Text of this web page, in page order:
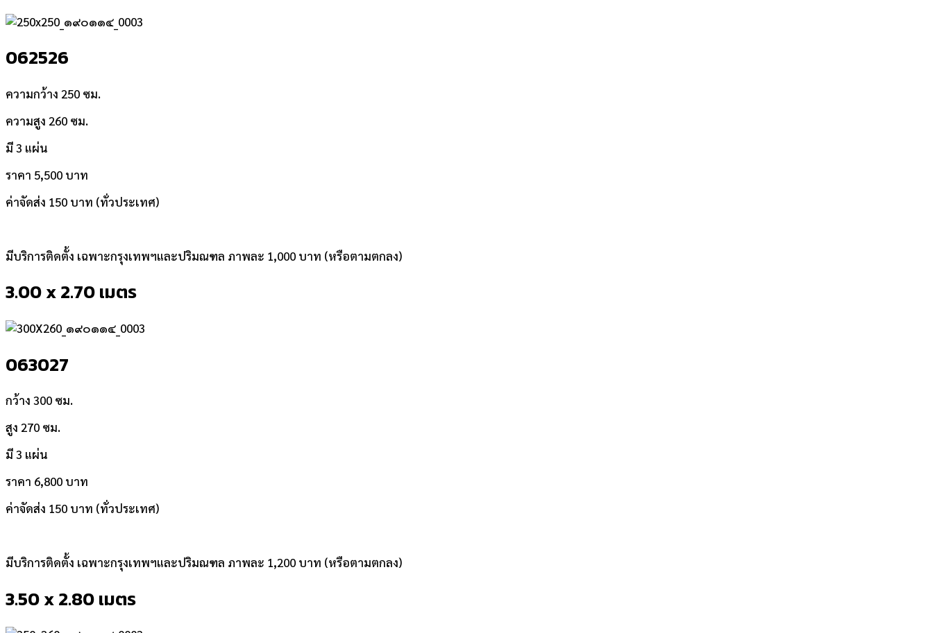
062526
ความกว้าง 250 ซม.
ความสูง 260 ซม.
มี 3 แผ่น
ราคา 5,500 บาท
ค่าจัดส่ง 150 บาท (ทั่วประเทศ)
มีบริการติดตั้ง เฉพาะกรุงเทพฯและปริมณฑล ภาพละ 1,000 บาท (หรือตามตกลง)
3.00 x 2.70 เมตร
063027
กว้าง 300 ซม.
สูง 270 ซม.
มี 3 แผ่น
ราคา 6,800 บาท
ค่าจัดส่ง 150 บาท (ทั่วประเทศ)
มีบริการติดตั้ง เฉพาะกรุงเทพฯและปริมณฑล ภาพละ 1,200 บาท (หรือตามตกลง)
3.50 x 2.80 เมตร